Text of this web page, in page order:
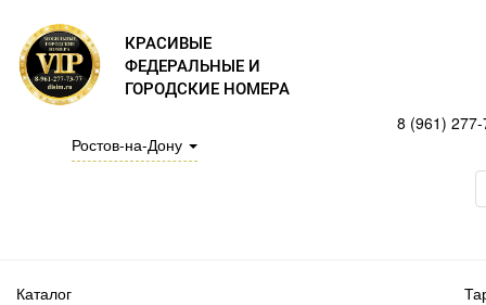
КРАСИВЫЕ
ФЕДЕРАЛЬНЫЕ И
ГОРОДСКИЕ НОМЕРА
Ростов-на-Дону
8 (961)
Каталог